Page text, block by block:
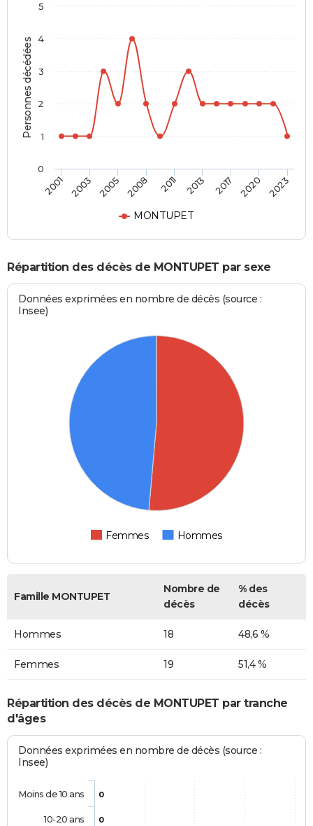
Personnes décédées
MONTUPET
2001 2003 2005 2008 2011 2013 2017 2020 2023
0
1
2
3
4
5
Répartition des décès de MONTUPET par sexe
Données exprimées en nombre de décès (source :
Insee)
Femmes Hommes
Famille MONTUPET
Nombre de
décès
% des
décès
Hommes 18 48,6 %
Femmes 19 51,4 %
Répartition des décès de MONTUPET par tranche
d'âges
Données exprimées en nombre de décès (source :
Insee)
0
0
Moins de 10 ans
10-20 ans